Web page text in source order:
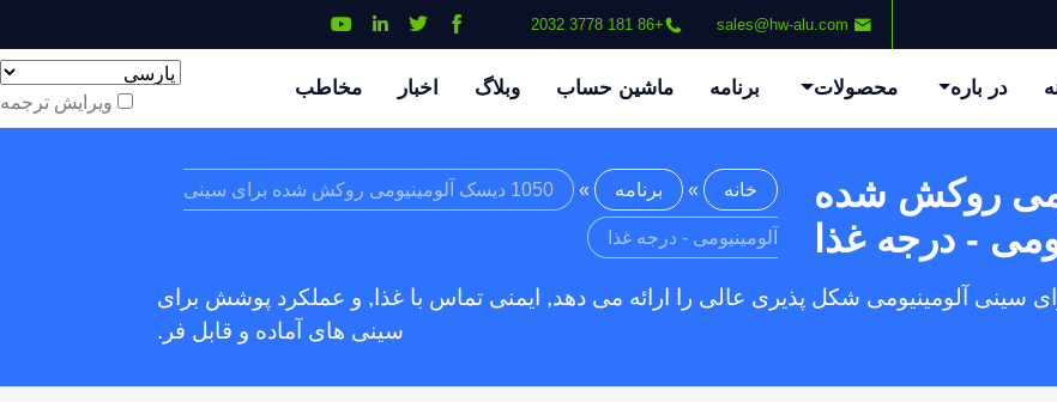
sales@hw-alu.com
+86 181 3778 2032
در باره محصولات برنامه ماشین حساب وبلاگ اخبار مخاطب
ویرایش ترجمه
روکش شده
- درجه غذا
خانه » برنامه » 1050 دیسک آلومینیومی روکش شده برای سینی
آلومینیومی - درجه غذا
سینی آلومینیومی شکل پذیری عالی را ارائه می دهد, ایمنی تماس با غذا, و عملکرد پوشش برای
سینی های آماده و قابل فر.